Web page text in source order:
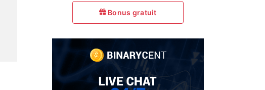
Bonus gratuit